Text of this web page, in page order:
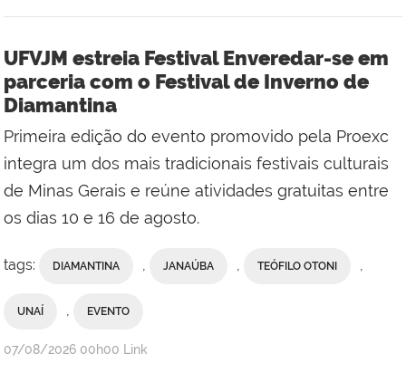
UFVJM estreia Festival Enveredar-se em
parceria com o Festival de Inverno de
Diamantina
Primeira edição do evento promovido pela Proexc
integra um dos mais tradicionais festivais culturais
de Minas Gerais e reúne atividades gratuitas entre
os dias 10 e 16 de agosto.
tags: DIAMANTINA , JANAÚBA , TEÓFILO OTONI ,
UNAÍ , EVENTO
publicado
07/08/2026 00h00 Link